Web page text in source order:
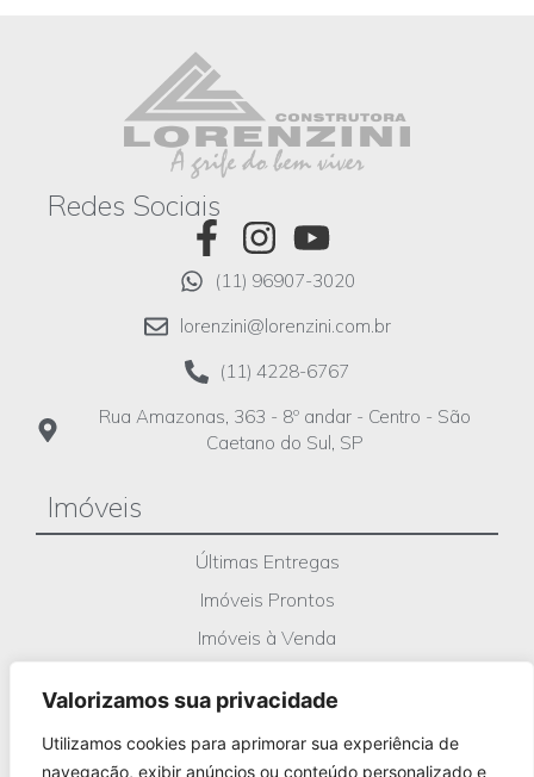
Valorizamos sua privacidade
Utilizamos cookies para aprimorar sua experiência de
navegação, exibir anúncios ou conteúdo personalizado e
Redes Sociais
(11) 96907-3020
lorenzini@lorenzini.com.br
(11) 4228-6767
Rua Amazonas, 363 - 8º andar - Centro - São
Caetano do Sul, SP
Imóveis
Últimas Entregas
Imóveis Prontos
Imóveis à Venda
Obras em Andamento
Oportunidades